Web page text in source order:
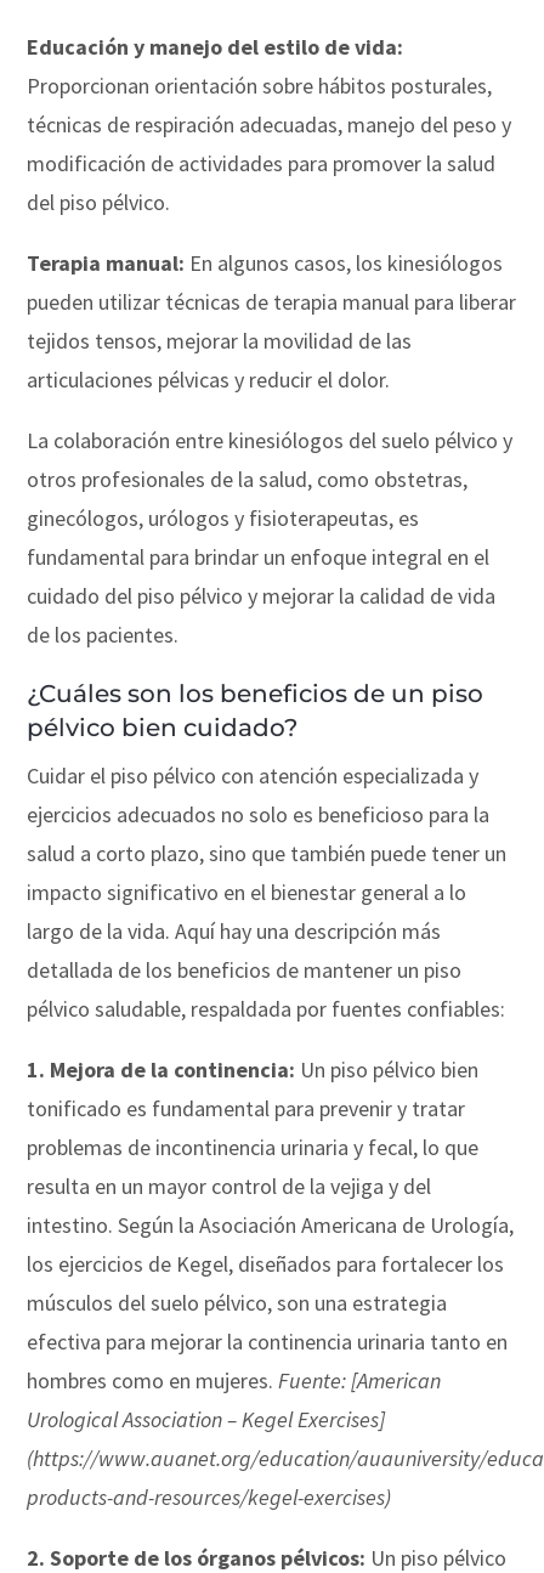
Educación y manejo del estilo de vida:
Proporcionan orientación sobre hábitos posturales,
técnicas de respiración adecuadas, manejo del peso y
modificación de actividades para promover la salud
del piso pélvico.
Terapia manual: En algunos casos, los kinesiólogos
pueden utilizar técnicas de terapia manual para liberar
tejidos tensos, mejorar la movilidad de las
articulaciones pélvicas y reducir el dolor.
La colaboración entre kinesiólogos del suelo pélvico y
otros profesionales de la salud, como obstetras,
ginecólogos, urólogos y fisioterapeutas, es
fundamental para brindar un enfoque integral en el
cuidado del piso pélvico y mejorar la calidad de vida
de los pacientes.
¿Cuáles son los beneficios de un piso
pélvico bien cuidado?
Cuidar el piso pélvico con atención especializada y
ejercicios adecuados no solo es beneficioso para la
salud a corto plazo, sino que también puede tener un
impacto significativo en el bienestar general a lo
largo de la vida. Aquí hay una descripción más
detallada de los beneficios de mantener un piso
pélvico saludable, respaldada por fuentes confiables:
1. Mejora de la continencia: Un piso pélvico bien
tonificado es fundamental para prevenir y tratar
problemas de incontinencia urinaria y fecal, lo que
resulta en un mayor control de la vejiga y del
intestino. Según la Asociación Americana de Urología,
los ejercicios de Kegel, diseñados para fortalecer los
músculos del suelo pélvico, son una estrategia
efectiva para mejorar la continencia urinaria tanto en
hombres como en mujeres. Fuente: [American
Urological Association – Kegel Exercises]
(https://www.auanet.org/education/auauniversity/
products-and-resources/kegel-exercises)
2. Soporte de los órganos pélvicos: Un piso pélvico